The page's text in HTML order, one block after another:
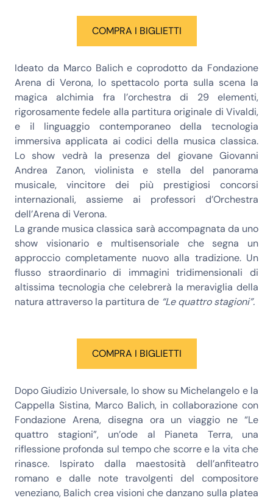
COMPRA I BIGLIETTI
Ideato da Marco Baliche coprodotto da Fondazione
Arena di Verona, lo spettacolo porta sulla scena la
magica alchimia fra l’orchestra di 29 elementi,
rigorosamente fedele alla partitura originale di Vivaldi,
e il linguaggio contemporaneo della tecnologia
immersiva applicata ai codici della musica classica.
Lo show vedrà la presenza del giovane Giovanni
Andrea Zanon, violinista e stella del panorama
musicale, vincitore dei più prestigiosi concorsi
internazionali, assieme ai professori d’Orchestra
dell’Arena di Verona.
La grande musica classica sarà accompagnata da uno
show visionario e multisensoriale che segna un
approccio completamente nuovo alla tradizione. Un
flusso straordinario di immagini tridimensionali di
altissima tecnologia che celebrerà la meraviglia della
natura attraverso la partitura de “Le quattro stagioni”.
COMPRA I BIGLIETTI
Dopo Giudizio Universale, lo show su Michelangelo e la
Cappella Sistina, Marco Balich, in collaborazione con
Fondazione Arena, disegna ora un viaggio ne “Le
quattro stagioni”, un’ode al Pianeta Terra, una
riflessione profonda sul tempo che scorre e la vita che
rinasce. Ispirato dalla maestosità dell’anfiteatro
romano e dalle note travolgenti del compositore
veneziano, Balich crea visioni che danzano sulla platea